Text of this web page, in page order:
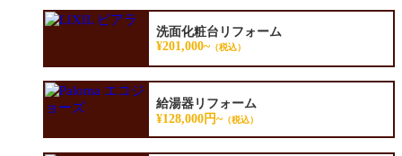
洗面化粧台リフォーム
¥201,000~（税込）
給湯器リフォーム
¥128,000円~（税込）